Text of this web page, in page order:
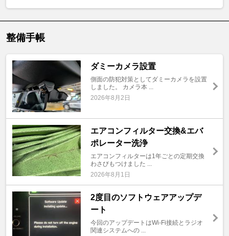
整備手帳
ダミーカメラ設置
側面の防犯対策としてダミーカメラを設置
しました。 カメラ本 ...
2026年8月2日
エアコンフィルター交換&エバ
ポレーター洗浄
エアコンフィルターは1年ごとの定期交換
わさびもつけました ...
2026年8月1日
2度目のソフトウェアアップデ
ート
今回のアップデートはWi-Fi接続とラジオ
関連システムへの ...